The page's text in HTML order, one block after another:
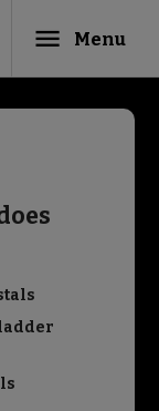
menu Menu